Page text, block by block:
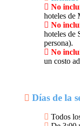
No
hoteles de
No
hoteles de
persona).
No
un costo
Días de la
Todos